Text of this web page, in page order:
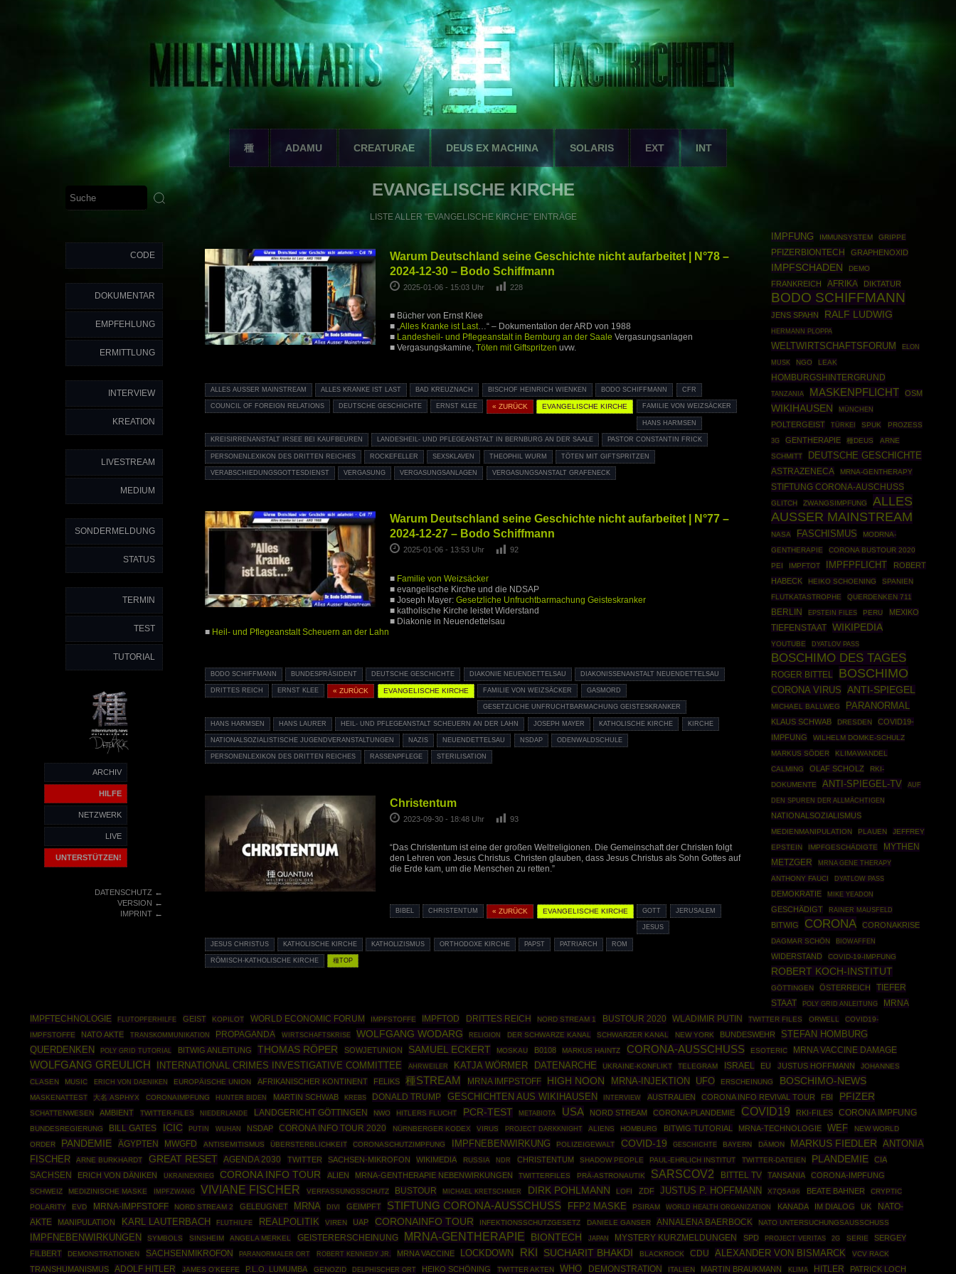
種 ADAMU CREATURAE DEUS EX MACHINA SOLARIS EXT INT
CODE
DOKUMENTAR
EMPFEHLUNG
ERMITTLUNG
INTERVIEW
KREATION
LIVESTREAM
MEDIUM
SONDERMELDUNG
STATUS
TERMIN
TEST
TUTORIAL
ARCHIV
HILFE
NETZWERK
LIVE
UNTERSTÜTZEN!
DATENSCHUTZ←
VERSION ←
IMPRINT←
EVANGELISCHE KIRCHE
LISTE ALLER "EVANGELISCHE KIRCHE" EINTRÄGE
Warum Deutschland seine Geschichte nicht aufarbeitet | N°78 –
2024-12-30 – Bodo Schiffmann
2025-01-06 - 15:03 Uhr 228
■ Bücher von Ernst Klee
■ „Alles Kranke ist Last…“ – Dokumentation der ARD von 1988
■ Landesheil- und Pflegeanstalt in Bernburg an der Saale Vergasungsanlagen
■ Vergasungskamine, Töten mit Giftspritzen uvw.
ALLES AUSSER MAINSTREAM ALLES KRANKE IST LAST BAD KREUZNACH BISCHOF HEINRICH WIENKEN BODO SCHIFFMANN CFR
COUNCIL OF FOREIGN RELATIONS DEUTSCHE GESCHICHTE ERNST KLEE « ZURÜCK EVANGELISCHE KIRCHE FAMILIE VON WEIZSÄCKER
HANS HARMSEN
KREISIRRENANSTALT IRSEE BEI KAUFBEUREN LANDESHEIL- UND PFLEGEANSTALT IN BERNBURG AN DER SAALE PASTOR CONSTANTIN FRICK
PERSONENLEXIKON DES DRITTEN REICHES ROCKEFELLER SEXSKLAVEN THEOPHIL WURM TÖTEN MIT GIFTSPRITZEN
VERABSCHIEDUNGSGOTTESDIENST VERGASUNG VERGASUNGSANLAGEN VERGASUNGSANSTALT GRAFENECK
Warum Deutschland seine Geschichte nicht aufarbeitet | N°77 –
2024-12-27 – Bodo Schiffmann
2025-01-06 - 13:53 Uhr 92
■ Familie von Weizsäcker
■ evangelische Kirche und die NDSAP
■ Joseph Mayer: Gesetzliche Unfruchtbarmachung Geisteskranker
■ katholische Kirche leistet Widerstand
■ Diakonie in Neuendettelsau
■ Heil- und Pflegeanstalt Scheuern an der Lahn
BODO SCHIFFMANN BUNDESPRÄSIDENT DEUTSCHE GESCHICHTE DIAKONIE NEUENDETTELSAU DIAKONISSENANSTALT NEUENDETTELSAU
DRITTES REICH ERNST KLEE « ZURÜCK EVANGELISCHE KIRCHE FAMILIE VON WEIZSÄCKER GASMORD
GESETZLICHE UNFRUCHTBARMACHUNG GEISTESKRANKER
HANS HARMSEN HANS LAURER HEIL- UND PFLEGEANSTALT SCHEUERN AN DER LAHN JOSEPH MAYER KATHOLISCHE KIRCHE KIRCHE
NATIONALSOZIALISTISCHE JUGENDVERANSTALTUNGEN NAZIS NEUENDETTELSAU NSDAP ODENWALDSCHULE
PERSONENLEXIKON DES DRITTEN REICHES RASSENPFLEGE STERILISATION
Christentum
2023-09-30 - 18:48 Uhr 93
“Das Christentum ist eine der großen Weltreligionen. Die Gemeinschaft der Christen folgt
den Lehren von Jesus Christus. Christen glauben, dass Jesus Christus als Sohn Gottes auf
die Erde kam, um die Menschen zu retten.”
BIBEL CHRISTENTUM « ZURÜCK EVANGELISCHE KIRCHE GOTT JERUSALEM
JESUS
JESUS CHRISTUS KATHOLISCHE KIRCHE KATHOLIZISMUS ORTHODOXE KIRCHE PAPST PATRIARCH ROM
RÖMISCH-KATHOLISCHE KIRCHE 種TOP
IMPFUNG IMMUNSYSTEM GRIPPE
PFIZERBIONTECH GRAPHENOXID
IMPFSCHADEN DEMO
FRANKREICH AFRIKA DIKTATUR
BODO SCHIFFMANN
JENS SPAHN RALF LUDWIG
HERMANN PLOPPA
WELTWIRTSCHAFTSFORUM ELON
MUSK NGO LEAK
HOMBURGSHINTERGRUND
TANZANIA MASKENPFLICHT OSM
WIKIHAUSEN MÜNCHEN
POLTERGEIST TÜRKEI SPUK PROZESS
3G GENTHERAPIE 種DEUS
ARNE
SCHMITT
DEUTSCHE GESCHICHTE
ASTRAZENECA MRNA-GENTHERAPY
STIFTUNG CORONA-AUSCHUSS
GLITCH ZWANGSIMPFUNG
ALLES
AUSSER MAINSTREAM
NASA FASCHISMUS
MODRNA-
GENTHERAPIE
CORONA BUSTOUR 2020
PEI
IMPFTOT IMPFPFLICHT
ROBERT
HABECK
HEIKO SCHOENING
SPANIEN
FLUTKATASTROPHE
QUERDENKEN 711
BERLIN EPSTEIN FILES PERU
MEXIKO
TIEFENSTAAT
WIKIPEDIA
YOUTUBE DYATLOV PASS
BOSCHIMO DES TAGES
ROGER BITTEL BOSCHIMO
CORONA VIRUS ANTI-SPIEGEL
MICHAEL BALLWEG PARANORMAL
KLAUS SCHWAB DRESDEN
COVID19-
IMPFUNG
WILHELM DOMKE-SCHULZ
MARKUS SÖDER
KLIMAWANDEL
CALMING
OLAF SCHOLZ
RKI-
DOKUMENTE
ANTI-SPIEGEL-TV AUF
DEN SPUREN DER ALLMÄCHTIGEN
NATIONALSOZIALISMUS
MEDIENMANIPULATION PLAUEN
JEFFREY
EPSTEIN
IMPFGESCHÄDIGTE
MYTHEN
METZGER
MRNA GENE THERAPY
ANTHONY FAUCI
DYATLOW PASS
DEMOKRATIE MIKE YEADON
GESCHÄDIGT RAINER MAUSFELD
BITWIG CORONA CORONAKRISE
DAGMAR SCHÖN BIOWAFFEN
WIDERSTAND COVID-19-IMPFUNG
ROBERT KOCH-INSTITUT
GÖTTINGEN ÖSTERREICH
TIEFER
STAAT
POLY GRID ANLEITUNG
MRNA
IMPFTECHNOLOGIE
FLUTOPFERHILFE GEIST KOPILOT WORLD ECONOMIC FORUM IMPFSTOFFE IMPFTOD DRITTES REICH NORD STREAM 1 BUSTOUR 2020 WLADIMIR PUTIN TWITTER FILES ORWELL
COVID19-
IMPFSTOFFE
NATO AKTE TRANSKOMMUNIKATION PROPAGANDA WIRTSCHAFTSKRISE WOLFGANG WODARG RELIGION DER SCHWARZE KANAL SCHWARZER KANAL NEW YORK BUNDESWEHR STEFAN HOMBURG
QUERDENKEN POLY GRID TUTORIAL BITWIG ANLEITUNG THOMAS RÖPER SOWJETUNION SAMUEL ECKERT MOSKAU B0108 MARKUS HAINTZ CORONA-AUSSCHUSS ESOTERIC MRNA VACCINE DAMAGE
WOLFGANG GREULICH INTERNATIONAL CRIMES INVESTIGATIVE COMMITTEE AHRWEILER KATJA WÖRMER DATENARCHE UKRAINE-KONFLIKT TELEGRAM ISRAEL EU JUSTUS HOFFMANN
JOHANNES
CLASEN
MUSIC ERICH VON DAENIKEN EUROPÄISCHE UNION AFRIKANISCHER KONTINENT FELIKS 種STREAM MRNA IMFPSTOFF HIGH NOON MRNA-INJEKTION UFO ERSCHEINUNG BOSCHIMO-NEWS
MASKENATTEST 大名 ASPHYX CORONAIMPFUNG HUNTER BIDEN MARTIN SCHWAB KREBS DONALD TRUMP GESCHICHTEN AUS WIKIHAUSEN INTERVIEW AUSTRALIEN CORONA INFO REVIVAL TOUR FBI PFIZER
SCHATTENWESEN AMBIENT TWITTER-FILES NIEDERLANDE LANDGERICHT GÖTTINGEN NWO HITLERS FLUCHT PCR-TEST METABIOTA USA NORD STREAM CORONA-PLANDEMIE COVID19 RKI-FILES CORONA IMPFUNG
BUNDESREGIERUNG BILL GATES ICIC PUTIN WUHAN NSDAP CORONA INFO TOUR 2020 NÜRNBERGER KODEX VIRUS PROJECT DARKKNIGHT ALIENS HOMBURG BITWIG TUTORIAL MRNA-TECHNOLOGIE WEF
NEW WORLD
ORDER
PANDEMIE ÄGYPTEN MWGFD ANTISEMITISMUS ÜBERSTERBLICHKEIT CORONASCHUTZIMPFUNG IMPFNEBENWIRKUNG POLIZEIGEWALT COVID-19 GESCHICHTE BAYERN DÄMON MARKUS FIEDLER
ANTONIA
FISCHER
ARNE BURKHARDT GREAT RESET AGENDA 2030 TWITTER SACHSEN-MIKROFON WIKIMEDIA RUSSIA NDR CHRISTENTUM SHADOW PEOPLE PAUL-EHRLICH INSTITUT TWITTER-DATEIEN PLANDEMIE CIA
SACHSEN ERICH VON DÄNIKEN UKRAINEKRIEG CORONA INFO TOUR ALIEN MRNA-GENTHERAPIE NEBENWIRKUNGEN TWITTERFILES PRÄ-ASTRONAUTIK SARSCOV2 BITTEL TV TANSANIA CORONA-IMPFUNG
SCHWEIZ MEDIZINISCHE MASKE IMPFZWANG VIVIANE FISCHER VERFASSUNGSSCHUTZ BUSTOUR MICHAEL KRETSCHMER DIRK POHLMANN LOFI ZDF JUSTUS P. HOFFMANN X7Q5A96 BEATE BAHNER
CRYPTIC
POLARITY
EVD MRNA-IMPFSTOFF NORD STREAM 2 GELEUGNET MRNA DIVI GEIMPFT STIFTUNG CORONA-AUSSCHUSS FFP2 MASKE PSIRAM WORLD HEALTH ORGANIZATION KANADA IM DIALOG UK
NATO-
AKTE
MANIPULATION KARL LAUTERBACH FLUTHILFE REALPOLITIK VIREN UAP CORONAINFO TOUR INFEKTIONSSCHUTZGESETZ DANIELE GANSER ANNALENA BAERBOCK NATO UNTERSUCHUNGSAUSSCHUSS
IMPFNEBENWIRKUNGEN SYMBOLS SINSHEIM ANGELA MERKEL GEISTERERSCHEINUNG MRNA-GENTHERAPIE BIONTECH JAPAN MYSTERY KURZMELDUNGEN SPD PROJECT VERITAS 2G SERIE
SERGEY
FILBERT
DEMONSTRATIONEN SACHSENMIKROFON PARANORMALER ORT ROBERT KENNEDY JR. MRNA VACCINE LOCKDOWN RKI SUCHARIT BHAKDI BLACKROCK CDU ALEXANDER VON BISMARCK VCV RACK
TRANSHUMANISMUS ADOLF HITLER JAMES O'KEEFE P.L.O. LUMUMBA GENOZID DELPHISCHER ORT HEIKO SCHÖNING TWITTER AKTEN WHO DEMONSTRATION ITALIEN MARTIN BRAUKMANN KLIMA HITLER PATRICK LOCH